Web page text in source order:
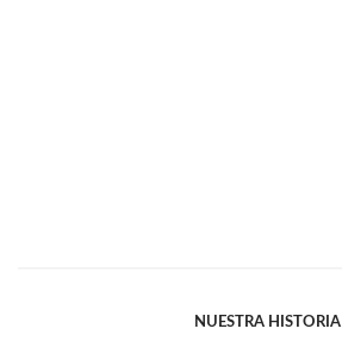
NUESTRA HISTORIA